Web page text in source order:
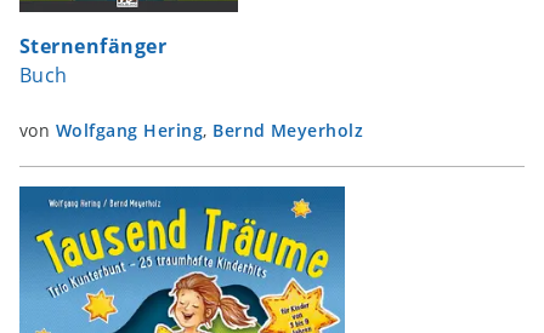
Sternenfänger
Buch
von Wolfgang Hering, Bernd Meyerholz